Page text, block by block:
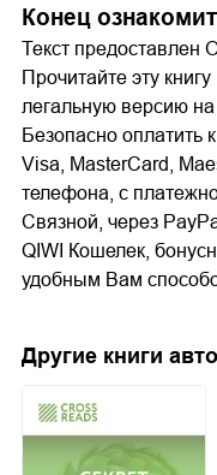
Конец
Текст предоставлен
Прочитайте эту
легальную версию
Безопасно оплатить
Visa, MasterCard,
телефона, с
Связной, через
QIWI Кошелек,
удобным Вам
Другие книги